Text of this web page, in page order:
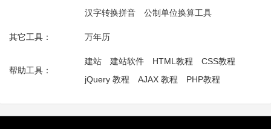
汉字转换拼音
公制单位换算工具
其它工具： 万年历
帮助工具：
建站 建站软件 HTML教程
CSS教程
jQuery 教程
AJAX 教程 PHP教程